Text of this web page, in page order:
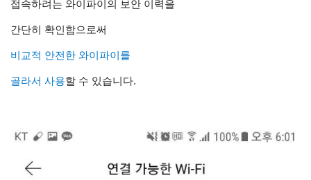
접속하려는 와이파이의 보안 이력을
간단히 확인함으로써
비교적 안전한 와이파이를
골라서 사용할 수 있습니다.